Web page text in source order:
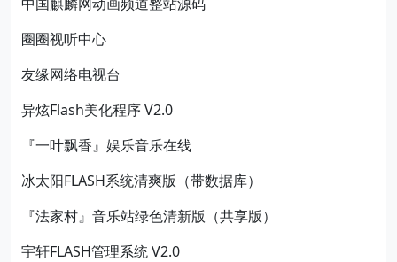
圈圈视听中心
友缘网络电视台
异炫Flash美化程序 V2.0
『一叶飘香』娱乐音乐在线
冰太阳FLASH系统清爽版（带数据库）
『法家村』音乐站绿色清新版（共享版）
宇轩FLASH管理系统 V2.0